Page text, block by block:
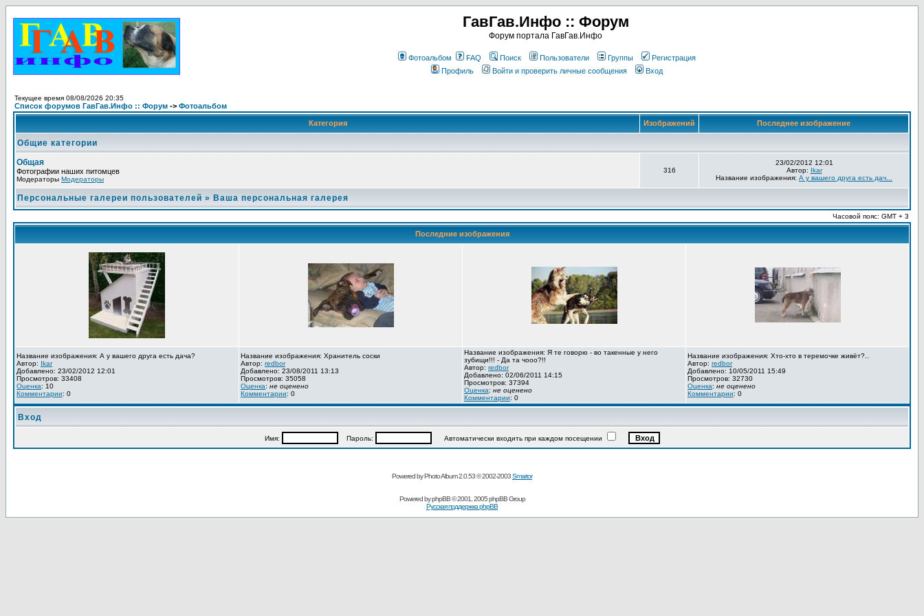
ГавГав.Инфо :: Форум
Форум портала ГавГав.Инфо
Фотоальбом FAQ Поиск Пользователи Группы
Регистрация
Профиль
Войти и проверить личные сообщения Вход
Текущее время 08/08/2026 20:35
Список форумов ГавГав.Инфо :: Форум -> Фотоальбом
Категория Изображений Последнее изображение
Общие категории
Общая
Фотографии наших питомцев
Модераторы Модераторы
316
23/02/2012 12:01
Автор: Ikar
Название изображения: А у вашего друга есть дач...
Персональные галереи пользователей » Ваша персональная галерея
Часовой пояс: GMT + 3
Последние изображения
Название изображения: А у вашего друга есть дача?
Автор: Ikar
Добавлено: 23/02/2012 12:01
Просмотров: 33408
Оценка: 10
Комментарии: 0
Название изображения: Хранитель соски
Автор: redbor
Добавлено: 23/08/2011 13:13
Просмотров: 35058
Оценка: не оценено
Комментарии: 0
Название изображения: Я те говорю - во такенные у него
зубищи!!! - Да та чооо?!!
Автор: redbor
Добавлено: 02/06/2011 14:15
Просмотров: 37394
Оценка: не оценено
Комментарии: 0
Название изображения: Хто-хто в теремочке живёт?..
Автор: redbor
Добавлено: 10/05/2011 15:49
Просмотров: 32730
Оценка: не оценено
Комментарии: 0
Вход
Имя: Пароль: Автоматически входить при каждом посещении
Powered by Photo Album 2.0.53 © 2002-2003Smartor
Powered byphpBB© 2001, 2005 phpBB Group
Русская поддержка phpBB